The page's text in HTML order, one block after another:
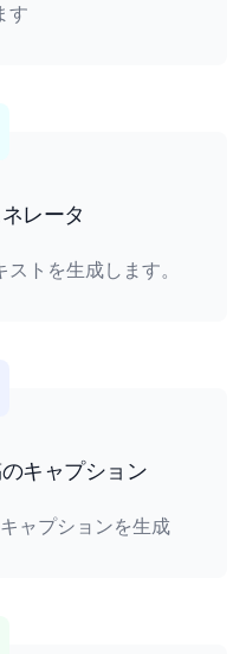
す
レータ
トを生成します。
キャプション
ャプションを生成